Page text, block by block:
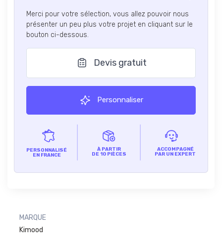
Merci pour votre sélection, vous allez pouvoir nous
présenter un peu plus votre projet en cliquant sur le
bouton ci-dessous.
Devis gratuit
Personnaliser
PERSONNALISÉ
EN FRANCE
À PARTIR
DE 10 PIÈCES
ACCOMPAGNÉ
PAR UN EXPERT
MARQUE
Kimood